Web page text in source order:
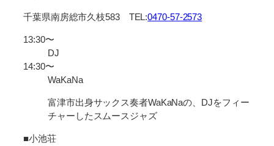
千葉県南房総市久枝583 TEL:0470-57-2573
13:30〜
DJ
14:30〜
WaKaNa
富津市出身サックス奏者WaKaNaの、DJをフィー
チャーしたスムースジャズ
■小池荘